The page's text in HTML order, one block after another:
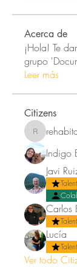
Acerca de
¡Hola! Te
grupo
Leer más
Citizens
Indigo
Javi
Lucía
Ver todo